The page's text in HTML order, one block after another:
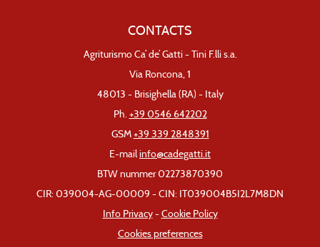
CONTACTS
Agriturismo Ca’ de’ Gatti - Tini F.lli s.a.
Via Roncona, 1
48013 - Brisighella (RA) - Italy
Ph. +39 0546 642202
GSM+39 339 2848391
E-mailinfo@cadegatti.it
BTW nummer 02273870390
CIR: 039004-AG-00009 - CIN: IT039004B5I2L7M8DN
Info Privacy-Cookie Policy
Cookies preferences